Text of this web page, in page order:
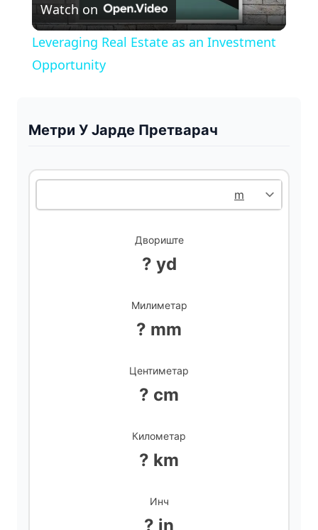
l
d
e
o
Watch on
Leveraging Real Estate as an Investment
Opportunity
Метри У Јарде Претварач
Двориште
? yd
Милиметар
? mm
Центиметар
? cm
Километар
? km
Инч
? in